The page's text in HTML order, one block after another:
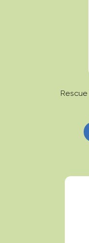
Rescue